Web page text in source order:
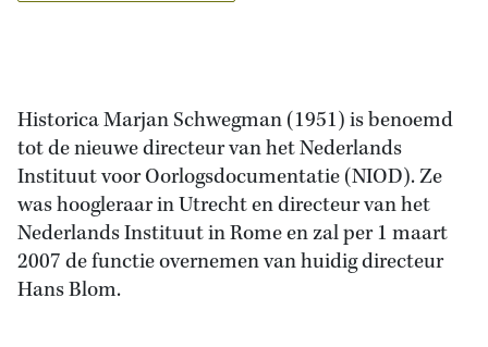
Historica Marjan Schwegman (1951) is benoemd
tot de nieuwe directeur van het Nederlands
Instituut voor Oorlogsdocumentatie (NIOD). Ze
was hoogleraar in Utrecht en directeur van het
Nederlands Instituut in Rome en zal per 1 maart
2007 de functie overnemen van huidig directeur
Hans Blom.